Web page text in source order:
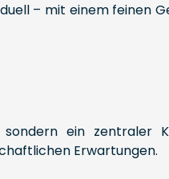
– mit einem feinen
ein
Erwartungen.